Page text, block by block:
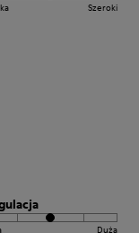
Szeroki
Duża